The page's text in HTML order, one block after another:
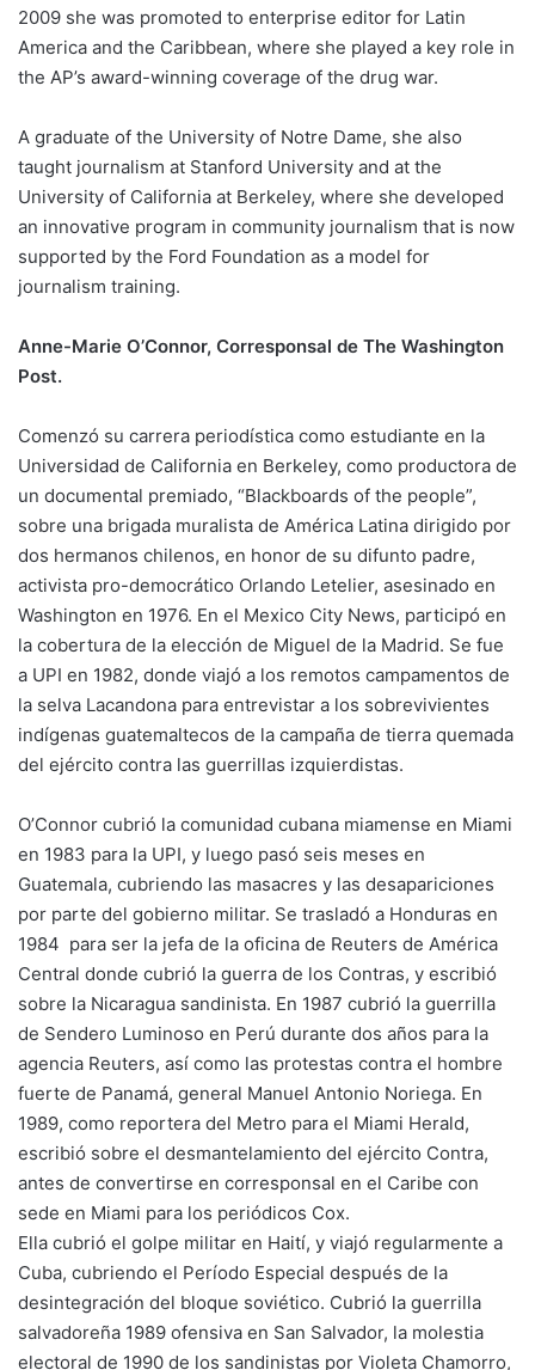
2009 she was promoted to enterprise editor for Latin
America and the Caribbean, where she played a key role in
the AP’s award-winning coverage of the drug war.
A graduate of the University of Notre Dame, she also
taught journalism at Stanford University and at the
University of California at Berkeley, where she developed
an innovative program in community journalism that is now
supported by the Ford Foundation as a model for
journalism training.
Anne-Marie O’Connor, Corresponsal de The Washington
Post.
Comenzó su carrera periodística como estudiante en la
Universidad de California en Berkeley, como productora de
un documental premiado, “Blackboards of the people”,
sobre una brigada muralista de América Latina dirigido por
dos hermanos chilenos, en honor de su difunto padre,
activista pro-democrático Orlando Letelier, asesinado en
Washington en 1976. En el Mexico City News, participó en
la cobertura de la elección de Miguel de la Madrid. Se fue
a UPI en 1982, donde viajó a los remotos campamentos de
la selva Lacandona para entrevistar a los sobrevivientes
indígenas guatemaltecos de la campaña de tierra quemada
del ejército contra las guerrillas izquierdistas.
O’Connor cubrió la comunidad cubana miamense en Miami
en 1983 para la UPI, y luego pasó seis meses en
Guatemala, cubriendo las masacres y las desapariciones
por parte del gobierno militar. Se trasladó a Honduras en
1984 para ser la jefa de la oficina de Reuters de América
Central donde cubrió la guerra de los Contras, y escribió
sobre la Nicaragua sandinista. En 1987 cubrió la guerrilla
de Sendero Luminoso en Perú durante dos años para la
agencia Reuters, así como las protestas contra el hombre
fuerte de Panamá, general Manuel Antonio Noriega. En
1989, como reportera del Metro para el Miami Herald,
escribió sobre el desmantelamiento del ejército Contra,
antes de convertirse en corresponsal en el Caribe con
sede en Miami para los periódicos Cox.
Ella cubrió el golpe militar en Haití, y viajó regularmente a
Cuba, cubriendo el Período Especial después de la
desintegración del bloque soviético. Cubrió la guerrilla
salvadoreña 1989 ofensiva en San Salvador, la molestia
electoral de 1990 de los sandinistas por Violeta Chamorro,